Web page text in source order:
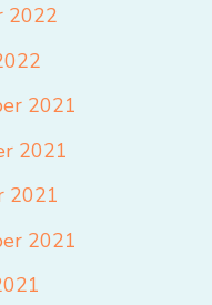
2022
2021
2021
2021
2021